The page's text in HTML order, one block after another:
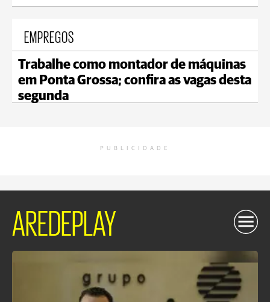
EMPREGOS
Trabalhe como montador de máquinas
em Ponta Grossa; confira as vagas desta
segunda
PUBLICIDADE
AREDEPLAY